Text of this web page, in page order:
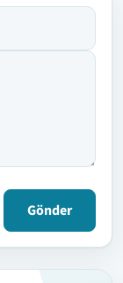
Gönder